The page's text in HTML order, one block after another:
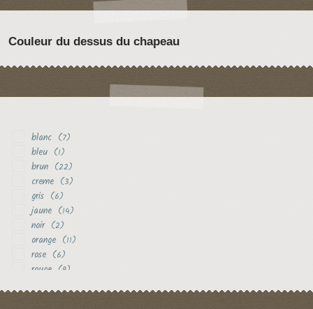
Couleur du dessus du chapeau
blanc (7)
bleu (1)
brun (22)
creme (3)
gris (6)
jaune (14)
noir (2)
orange (11)
rose (6)
rouge (9)